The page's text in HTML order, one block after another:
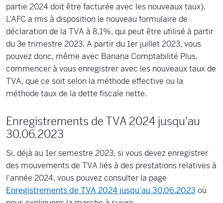
partie 2024 doit être facturée avec les nouveaux taux).
L'AFC a mis à disposition le nouveau formulaire de
déclaration de la TVA à 8,1%, qui peut être utilisé à partir
du 3e trimestre 2023. A partir du 1er juillet 2023, vous
pouvez donc, même avec Banana Comptabilité Plus,
commencer à vous enregistrer avec les nouveaux taux de
TVA, que ce soit selon la méthode effective ou la
méthode taux de la dette fiscale nette.
Enregistrements de TVA 2024 jusqu'au
30.06.2023
Si, déjà au 1er semestre 2023, si vous devez enregistrer
des mouvements de TVA liés à des prestations relatives à
l'année 2024, vous pouvez consulter la page
Enregistrements de TVA 2024 jusqu'au 30.06.2023 où